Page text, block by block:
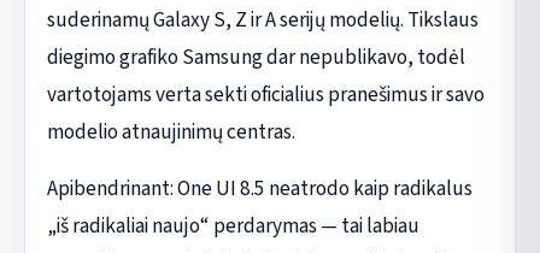
suderinamų Galaxy S, Z ir A serijų modelių. Tikslaus
diegimo grafiko Samsung dar nepublikavo, todėl
vartotojams verta sekti oficialius pranešimus ir savo
modelio atnaujinimų centras.
Apibendrinant: One UI 8.5 neatrodo kaip radikalus
„iš radikaliai naujo“ perdarymas — tai labiau